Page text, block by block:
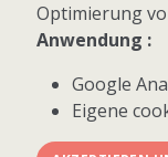
© 2026
Optimierung
Anwendung :
Google
Eigene